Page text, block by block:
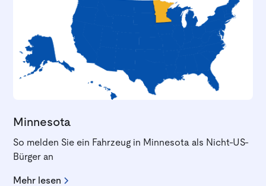
Minnesota
So melden Sie ein Fahrzeug in Minnesota als Nicht-US-
Bürger an
Mehr lesen